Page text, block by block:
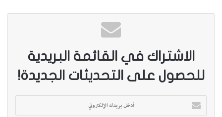
الاشتراك في القائمة البريدية
للحصول على التحديثات الجديدة!